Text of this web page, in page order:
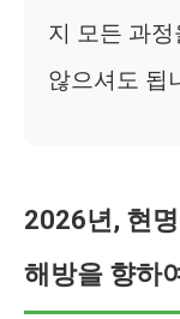
지 모든 과
않으셔도 됩
2026년, 현
해방을 향하